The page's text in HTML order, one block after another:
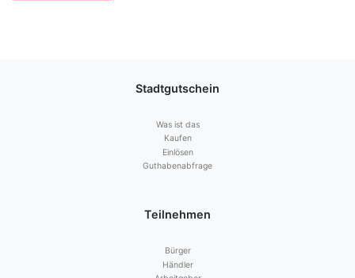
Stadtgutschein
Was ist das
Kaufen
Einlösen
Guthabenabfrage
Teilnehmen
Bürger
Händler